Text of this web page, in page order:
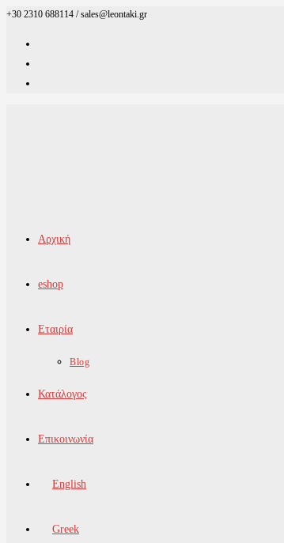
Skip
+30 2310 688114 / sales@leontaki.gr
Αρχική
eshop
Εταιρία
Blog
Κατάλογος
Επικοινωνία
English
Greek